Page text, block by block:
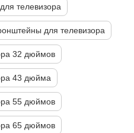
телевизора
для телевизора
32 дюймов
43 дюйма
55 дюймов
65 дюймов